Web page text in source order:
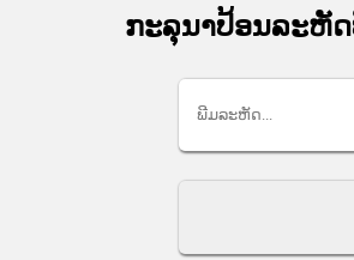
ກະລຸນາປ້ອນລະຫັ